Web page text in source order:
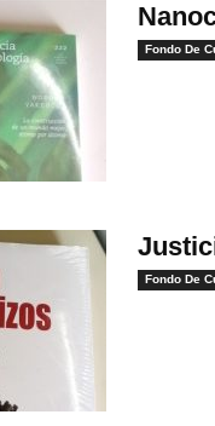
Fondo De
Fondo De